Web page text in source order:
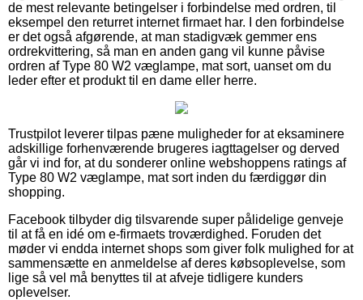
de mest relevante betingelser i forbindelse med ordren, til
eksempel den returret internet firmaet har. I den forbindelse
er det også afgørende, at man stadigvæk gemmer ens
ordrekvittering, så man en anden gang vil kunne påvise
ordren af Type 80 W2 væglampe, mat sort, uanset om du
leder efter et produkt til en dame eller herre.
Trustpilot leverer tilpas pæne muligheder for at eksaminere
adskillige forhenværende brugeres iagttagelser og derved
går vi ind for, at du sonderer online webshoppens ratings af
Type 80 W2 væglampe, mat sort inden du færdiggør din
shopping.
Facebook tilbyder dig tilsvarende super pålidelige genveje
til at få en idé om e-firmaets troværdighed. Foruden det
møder vi endda internet shops som giver folk mulighed for at
sammensætte en anmeldelse af deres købsoplevelse, som
lige så vel må benyttes til at afveje tidligere kunders
oplevelser.